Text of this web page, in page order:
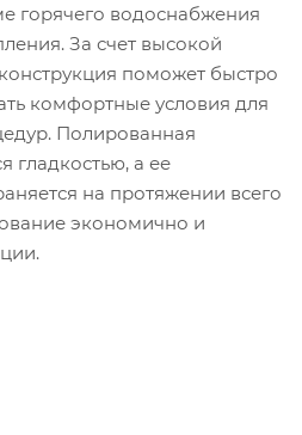
горячего водоснабжения
За счет высокой
поможет быстро
комфортные условия для
Полированная
гладкостью, а ее
на протяжении всего
экономично и